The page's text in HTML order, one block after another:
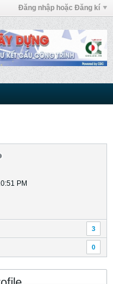
Đăng nhập hoặc Đăng kí
PM
3
0